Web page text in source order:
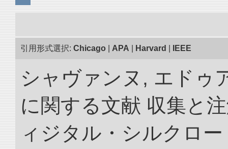
引用形式選択: Chicago APA Harvard IEEE
シャヴァンヌ, エドゥ
に関する文献 収集と
ィジタル・シルクロ